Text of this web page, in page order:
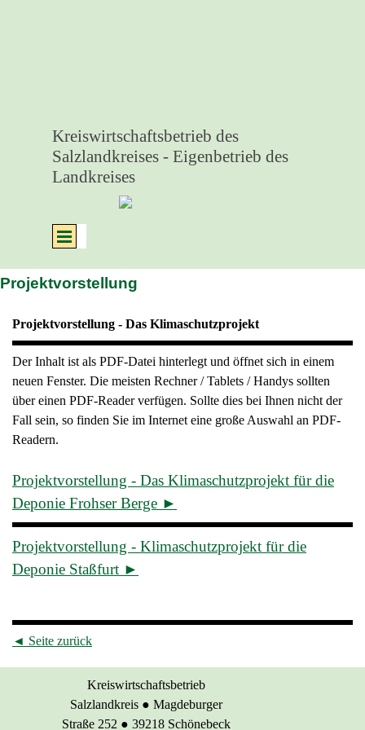
Kreiswirtschaftsbetrieb des
Salzlandkreises - Eigenbetrieb des
Landkreises
Menü überspringen
Projektvorstellung
Projektvorstellung - Das Klimaschutzprojekt
Der Inhalt ist als PDF-Datei hinterlegt und öffnet sich in einem
neuen Fenster. Die meisten Rechner / Tablets / Handys sollten
über einen PDF-Reader verfügen. Sollte dies bei Ihnen nicht der
Fall sein, so finden Sie im Internet eine große Auswahl an PDF-
Readern.
Projektvorstellung - Das Klimaschutzprojekt für die
Deponie Frohser Berge ►
Projektvorstellung - Klimaschutzprojekt für die
Deponie Staßfurt ►
◄ Seite zurück
Kreiswirtschaftsbetrieb
Salzlandkreis ● Magdeburger
Straße 252 ● 39218 Schönebeck